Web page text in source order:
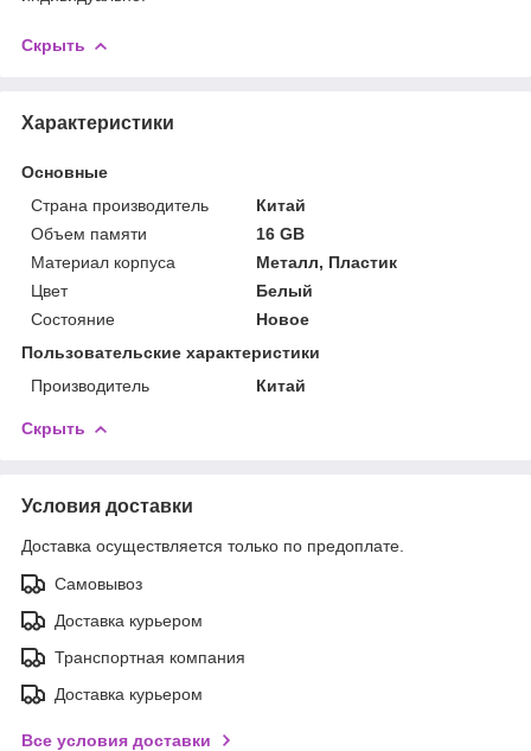
Скрыть
Характеристики
Основные
Страна производитель
Китай
Объем памяти
16 GB
Материал корпуса
Металл, Пластик
Цвет
Белый
Состояние
Новое
Пользовательские характеристики
Производитель
Китай
Скрыть
Условия доставки
Доставка осуществляется только по предоплате.
Самовывоз
Доставка курьером
Транспортная компания
Доставка курьером
Все условия доставки